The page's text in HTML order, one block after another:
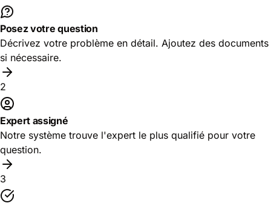
Posez votre question
Décrivez votre problème en détail. Ajoutez des documents
si nécessaire.
2
Expert assigné
Notre système trouve l'expert le plus qualifié pour votre
question.
3